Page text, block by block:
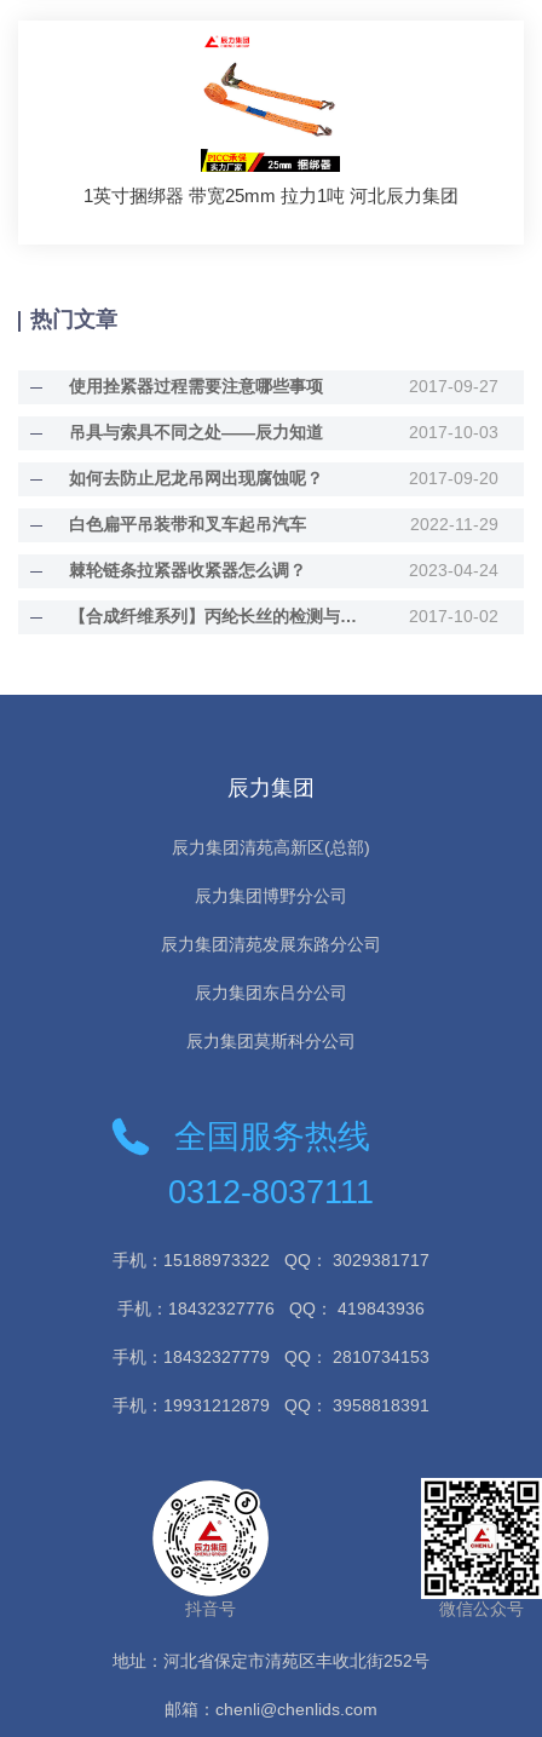
1英寸捆绑器 带宽25mm 拉力1吨 河北辰力集团
热门文章
使用拴紧器过程需要注意哪些事项 2017-09-27
吊具与索具不同之处——辰力知道 2017-10-03
如何去防止尼龙吊网出现腐蚀呢？ 2017-09-20
白色扁平吊装带和叉车起吊汽车 2022-11-29
棘轮链条拉紧器收紧器怎么调？ 2023-04-24
【合成纤维系列】丙纶长丝的检测与作用 2017-10-02
辰力集团
辰力集团清苑高新区(总部)
辰力集团博野分公司
辰力集团清苑发展东路分公司
辰力集团东吕分公司
辰力集团莫斯科分公司
全国服务热线
0312-8037111
手机：15188973322 QQ： 3029381717
手机：18432327776 QQ： 419843936
手机：18432327779 QQ： 2810734153
手机：19931212879 QQ： 3958818391
抖音号 微信公众号
地址：河北省保定市清苑区丰收北街252号
邮箱：chenli@chenlids.com